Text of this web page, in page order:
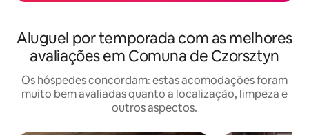
Aluguel por temporada com as melhores
avaliações em Comuna de Czorsztyn
Os hóspedes concordam: estas acomodações foram
muito bem avaliadas quanto a localização, limpeza e
outros aspectos.